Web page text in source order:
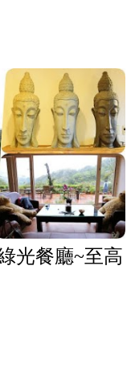
光餐廳~至高